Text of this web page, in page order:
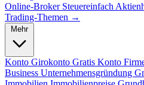
Online-Broker Steuereinfach
Trading-Themen →
Mehr
Konto Girokonto Gratis Konto
Business Unternehmensgründung